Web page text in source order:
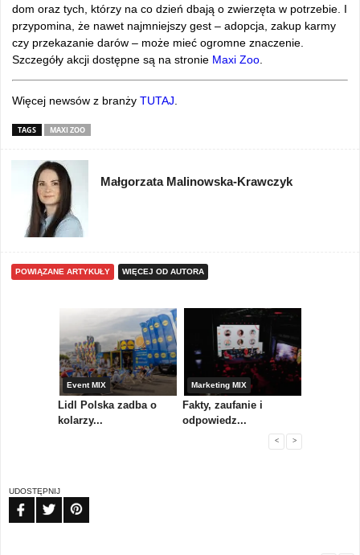
dom oraz tych, którzy na co dzień dbają o zwierzęta w potrzebie. I
przypomina, że nawet najmniejszy gest – adopcja, zakup karmy
czy przekazanie darów – może mieć ogromne znaczenie.
Szczegóły akcji dostępne są na stronie Maxi Zoo
Więcej newsów z branży TUTAJ
TAGS MAXI ZOO
Małgorzata Malinowska-Krawczyk
POWIĄZANE ARTYKUŁY WIĘCEJ OD AUTORA
Event MIX
Lidl Polska zadba o
kolarzy...
Marketing MIX
Fakty, zaufanie i
odpowiedz...
< >
UDOSTĘPNIJ